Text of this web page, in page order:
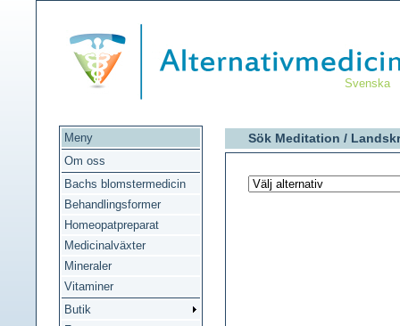
Svenska
Meny
Om oss
Bachs blomstermedicin
Behandlingsformer
Homeopatpreparat
Medicinalväxter
Mineraler
Vitaminer
Butik
Sök Meditation /